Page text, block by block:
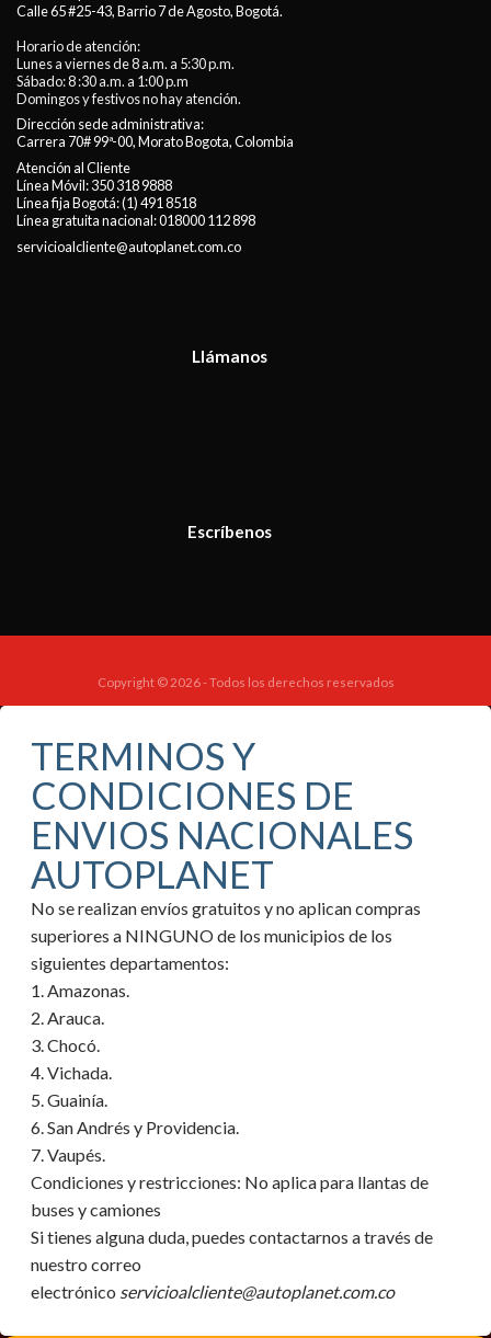
Calle 65 #25-43, Barrio 7 de Agosto, Bogotá.
Horario de atención:
Lunes a viernes de 8 a.m. a 5:30 p.m.
Sábado: 8 :30 a.m. a 1:00 p.m
Domingos y festivos no hay atención.
Dirección sede administrativa:
Carrera 70# 99ª-00, Morato Bogota, Colombia
Atención al Cliente
Línea Móvil:350 318 9888
Línea fija Bogotá:(1) 491 8518
Línea gratuita nacional:018000 112 898
servicioalcliente@autoplanet.com.co
Llámanos
Escríbenos
Copyright © 2026 - Todos los derechos reservados
TERMINOS Y
CONDICIONES DE
ENVIOS NACIONALES
AUTOPLANET
No se realizan envíos gratuitos y no aplican compras
superiores a NINGUNO de los municipios de los
siguientes departamentos:
1. Amazonas.
2. Arauca.
3. Chocó.
4. Vichada.
5. Guainía.
6. San Andrés y Providencia.
7. Vaupés.
Condiciones y restricciones: No aplica para llantas de
buses y camiones
Si tienes alguna duda, puedes contactarnos a través de
nuestro correo
electrónico servicioalcliente@autoplanet.com.co